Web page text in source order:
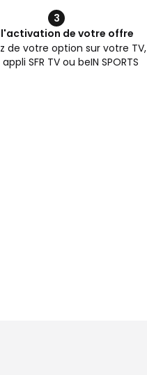
3
l'activation de votre offre
de votre option sur votre TV,
SFR TV ou beIN SPORTS